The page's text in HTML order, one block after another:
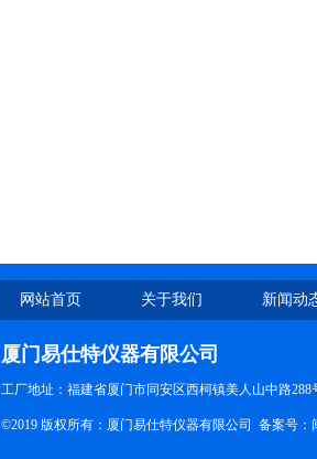
网站首页 关于我们 新闻动
厦门易仕特仪器有限公司
工厂地址：福建省厦门市同安区西柯镇美人山中路288
©2019 版权所有：厦门易仕特仪器有限公司 备案号：